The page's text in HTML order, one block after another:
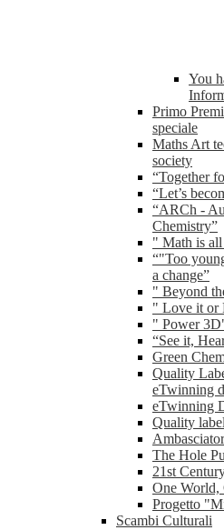
You
Primo
speciale
Maths Art
society
“Together
“Let’s
“ARCh -
Chemistry”
" Math is
“"Too
a change”
" Beyond
" Love it or
" Power
“See it,
Green
Quality
eTwinning
eTwinning
Quality
The Hole
21st
One World,
Progetto
Scambi Culturali